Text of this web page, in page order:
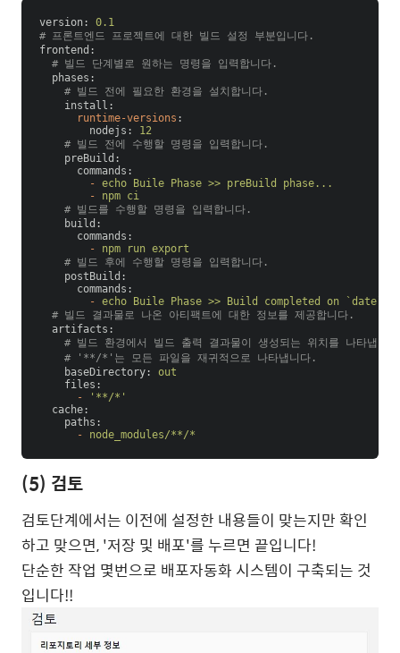
version : 0.1
# 프론트엔드 프로젝트에 대한 빌드 설정 부분입니다.
frontend :
  # 빌드 단계별로 원하는 명령을 입력합니다.
phases :
    # 빌드 전에 필요한 환경을 설치합니다.
install :
runtime-versions :
nodejs : 12
    # 빌드 전에 수행할 명령을 입력합니다.
preBuild :
commands :
- echo Buile Phase >> preBuild phase...
-
npm ci
    # 빌드를 수행할 명령을 입력합니다.
build :
commands :
-
npm run export
    # 빌드 후에 수행할 명령을 입력합니다.
postBuild :
commands :
- echo Buile Phase >> Build completed on `date`
  # 빌드 결과물로 나온 아티팩트에 대한 정보를 제공합니다.
artifacts :
# 빌드 환경에서 빌드 출력 결과물이 생성되는 위치를 나타냅니
    # '**/*'는 모든 파일을 재귀적으로 나타냅니다.
baseDirectory : out
files :
-
'**/*'
cache :
paths :
-
node_modules/**/*
(5) 검토
검토단계에서는 이전에 설정한 내용들이 맞는지만 확인
하고 맞으면, '저장 및 배포'를 누르면 끝입니다!
단순한 작업 몇번으로 배포자동화 시스템이 구축되는 것
입니다!!